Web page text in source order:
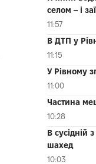
селом – і
11:57
В ДТП у
11:15
У Рівному
11:00
Частина
10:28
В сусідній
шахед
10:03